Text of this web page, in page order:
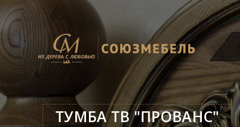
ТУМБА ТВ "ПРОВАНС"